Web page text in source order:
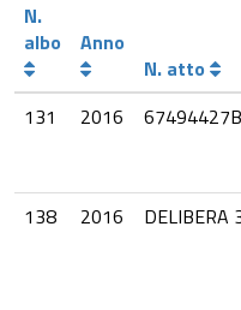
N.
albo
Anno
N. atto
131
2016
138 2016 DELIBERA